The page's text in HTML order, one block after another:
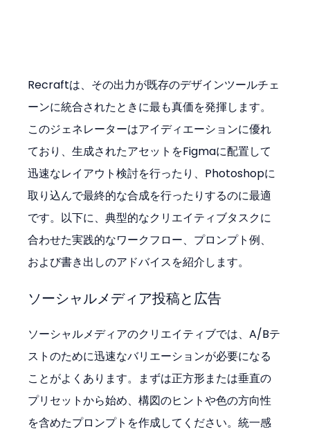
Recraftは、その出力が既存のデザインツールチェ
ーンに統合されたときに最も真価を発揮します。
このジェネレーターはアイディエーションに優れ
ており、生成されたアセットをFigmaに配置して
迅速なレイアウト検討を行ったり、Photoshopに
取り込んで最終的な合成を行ったりするのに最適
です。以下に、典型的なクリエイティブタスクに
合わせた実践的なワークフロー、プロンプト例、
および書き出しのアドバイスを紹介します。
ソーシャルメディア投稿と広告
ソーシャルメディアのクリエイティブでは、A/Bテ
ストのために迅速なバリエーションが必要になる
ことがよくあります。まずは正方形または垂直の
プリセットから始め、構図のヒントや色の方向性
を含めたプロンプトを作成してください。統一感